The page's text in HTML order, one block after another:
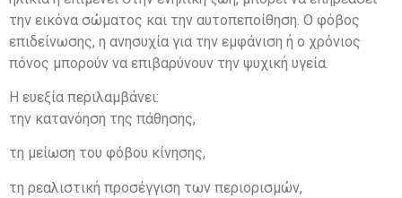
την εικόνα σώματος και την αυτοπεποίθηση. Ο φόβος
επιδείνωσης, η ανησυχία για την εμφάνιση ή ο χρόνιος
πόνος μπορούν να επιβαρύνουν την ψυχική υγεία.
Η ευεξία περιλαμβάνει:
την κατανόηση της πάθησης,
τη μείωση του φόβου κίνησης,
τη ρεαλιστική προσέγγιση των περιορισμών,